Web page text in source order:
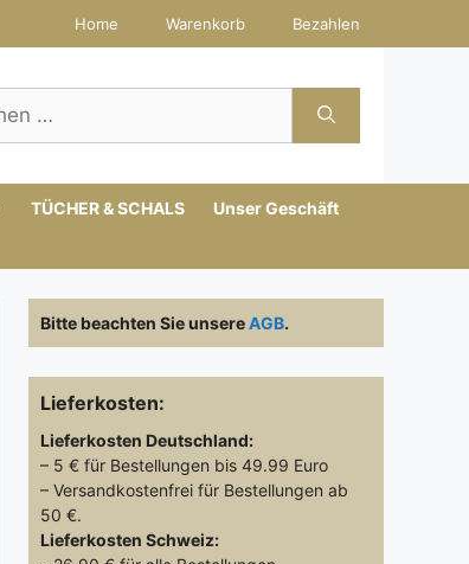
Home Warenkorb Bezahlen
TÜCHER & SCHALS Unser Geschäft
Bitte beachten Sie unsereAGB.
Lieferkosten:
Lieferkosten Deutschland:
– 5 € für Bestellungen bis 49.99 Euro
– Versandkostenfrei für Bestellungen ab
50 €.
Lieferkosten Schweiz: